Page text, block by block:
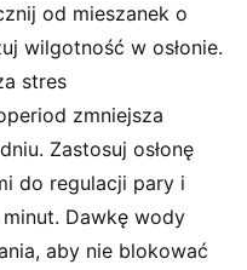
od mieszanek o
wilgotność w osłonie.
stres
zmniejsza
Zastosuj osłonę
do regulacji pary i
Dawkę wody
aby nie blokować